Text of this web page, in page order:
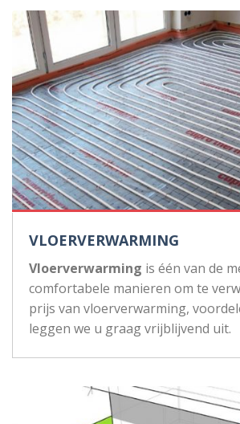
VLOERVERWARMING
Vloerverwarming is één van de
comfortabele manieren om te
prijs van vloerverwarming,
leggen we u graag vrijblijvend uit.